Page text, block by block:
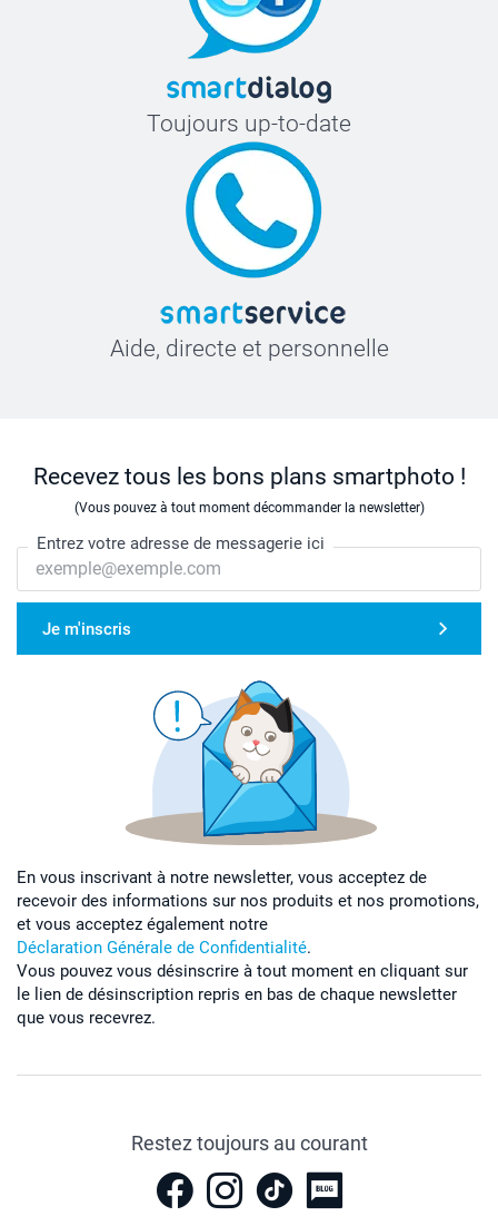
Toujours up-to-date
Aide, directe et personnelle
Recevez tous les bons plans smartphoto !
(Vous pouvez à tout moment décommander la newsletter)
Entrez votre adresse de messagerie ici
Je m'inscris
En vous inscrivant à notre newsletter, vous acceptez de
recevoir des informations sur nos produits et nos promotions,
et vous acceptez également notre
Déclaration Générale de Confidentialité.
Vous pouvez vous désinscrire à tout moment en cliquant sur
le lien de désinscription repris en bas de chaque newsletter
que vous recevrez.
Restez toujours au courant